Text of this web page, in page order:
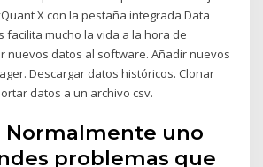
X con la pestaña integrada Data
facilita mucho la vida a la hora de
nuevos datos al software. Añadir nuevos
Descargar datos históricos. Clonar
datos a un archivo csv.
Normalmente uno
problemas que